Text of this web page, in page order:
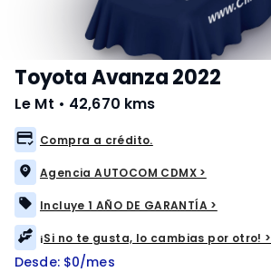
Toyota Avanza 2022
Le Mt • 42,670 kms
Compra a crédito.
Agencia AUTOCOM CDMX >
Incluye 1 AÑO DE GARANTÍA >
¡Si no te gusta, lo cambias por otro! >
Desde: $0/mes